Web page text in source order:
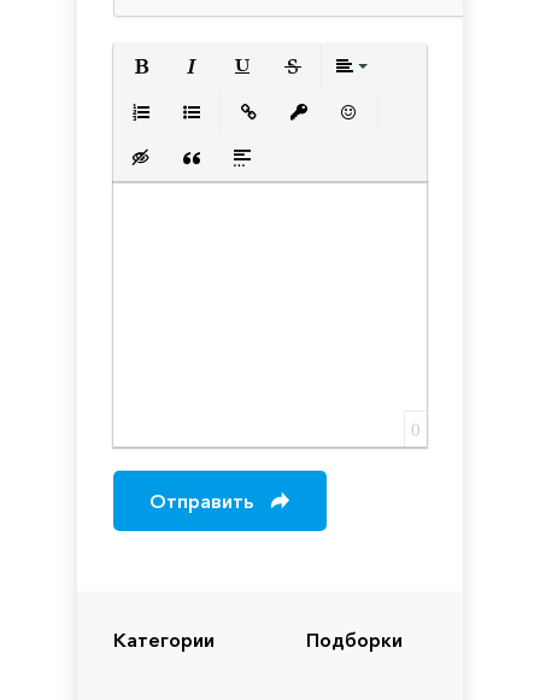
Категории Подборки
Вставка скрытого текста
Вставка цитаты
Вставка спойлера
0
Отправить